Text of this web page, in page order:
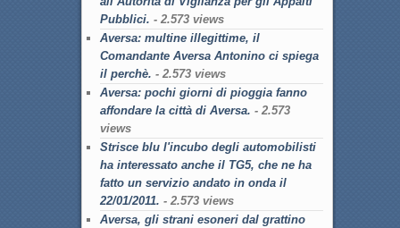
Pubblici. - 2.573 views
Aversa: multine illegittime, il
Comandante Aversa Antonino ci spiega
il perchè. - 2.573 views
Aversa: pochi giorni di pioggia fanno
affondare la città di Aversa. - 2.573
views
Strisce blu l'incubo degli automobilisti
ha interessato anche il TG5, che ne ha
fatto un servizio andato in onda il
22/01/2011. - 2.573 views
Aversa, gli strani esoneri dal grattino